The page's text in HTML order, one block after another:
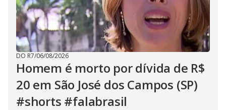
DO R7/06/08/2026
Homem é morto por dívida de R$
20 em São José dos Campos (SP)
#shorts #falabrasil